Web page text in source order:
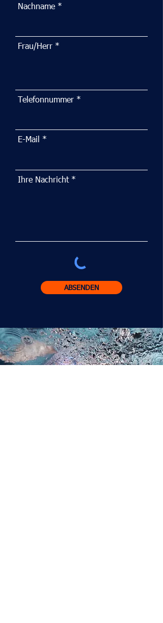
Nachname
Frau/Herr
Telefonnummer
E-Mail
Ihre Nachricht
ABSENDEN